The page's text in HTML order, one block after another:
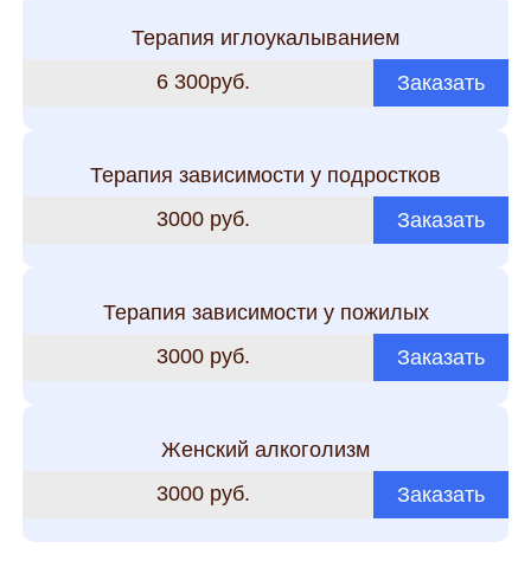
Терапия иглоукалыванием
6 300руб.
Заказать
Терапия зависимости у подростков
3000 руб.
Заказать
Терапия зависимости у пожилых
3000 руб.
Заказать
Женский алкоголизм
3000 руб.
Заказать